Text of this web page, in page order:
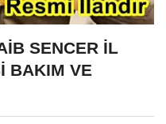
SENCER İL
BAKIM VE